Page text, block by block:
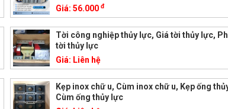
Giá:56.000đ
Tời công nghiệp thủy lực, Giá tời thủy lực,
tời thủy lực
Giá: Liên hệ
Kẹp inox chữ u, Cùm inox chữ u, Kẹp ống
Cùm ống thủy lực